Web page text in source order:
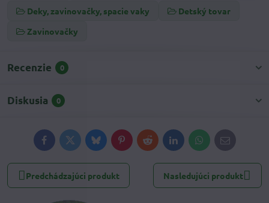
Deky, zavinovačky, spacie vaky
Detský tovar
Zavinovačky
Recenzie 0
Diskusia 0
FacebookTwitterBlueskyPinterestRedditLinkedInWhatsApp
E-
mail
Predchádzajúci produkt Nasledujúci produkt